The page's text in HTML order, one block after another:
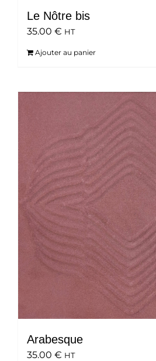
Le Nôtre bis
35.00 € HT
Ajouter au panier
Arabesque
35.00 € HT